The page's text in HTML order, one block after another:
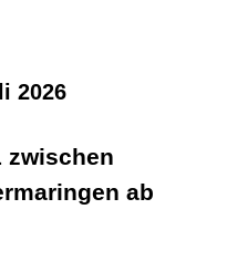
2026
zwischen
ab